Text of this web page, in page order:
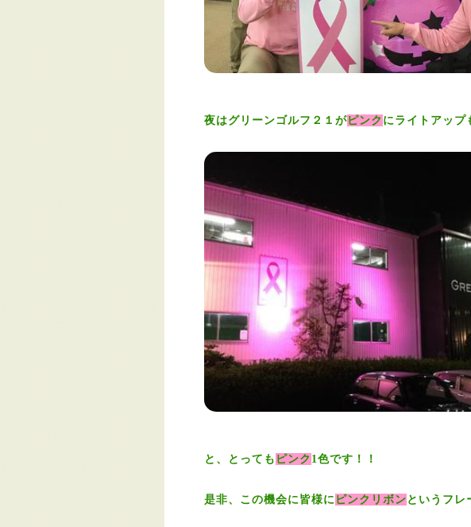
夜はグリーンゴルフ２１がピンク にライトアッ
と、とっても ピンク 1色です！！
是非、この機会に皆様に ピンクリボン というフレ